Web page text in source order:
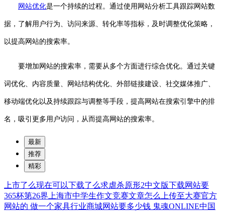
网站优化是一个持续的过程。通过使用网站分析工具跟踪网站数
据，了解用户行为、访问来源、转化率等指标，及时调整优化策略，
以提高网站的搜索率。
要增加网站的搜索率，需要从多个方面进行综合优化。通过关键
词优化、内容质量、网站结构优化、外部链接建设、社交媒体推广、
移动端优化以及持续跟踪与调整等手段，提高网站在搜索引擎中的排
名，吸引更多用户访问，从而提高网站的搜索率。
最新
推荐
精彩
上市了么现在可以下载了么求虐杀原形2中文版下载网站要
365杯第26界上海市中学生作文竞赛文章怎么上传至大赛官方
网站的 做一个家具行业商城网站要多少钱 鬼魂ONLINE中国